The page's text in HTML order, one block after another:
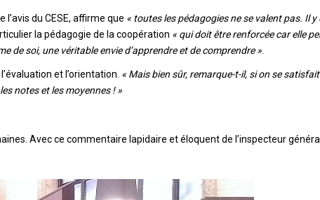
du CESE, affirme que « toutes les pédagogies ne se valent pas. Il y
la pédagogie de la coopération « qui doit être renforcée car elle
de soi, une véritable envie d’apprendre et de comprendre »
et l’orientation. « Mais bien sûr, remarque-t-il, si on se satisfait
notes et les moyennes ! »
Avec ce commentaire lapidaire et éloquent de l’inspecteur